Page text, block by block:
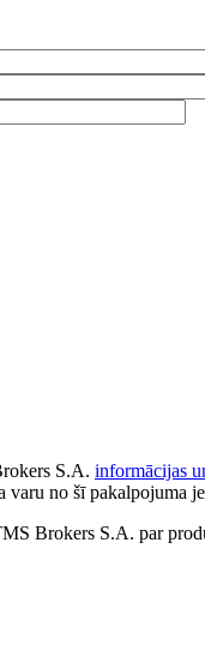
S.A. informācijas
no šī pakalpojuma
Brokers S.A. par